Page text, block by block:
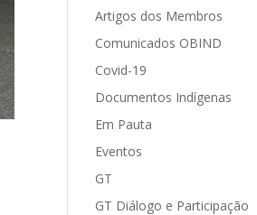
Artigos dos Membros
Comunicados OBIND
Covid-19
Documentos Indígenas
Em Pauta
Eventos
GT
GT Diálogo e Participação